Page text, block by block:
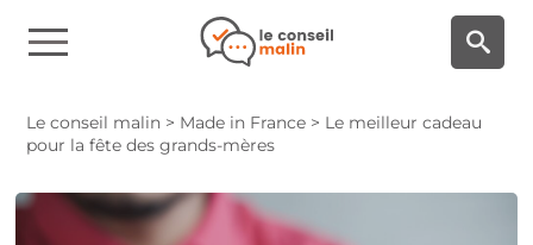
Le conseil malin > Made in France > Le meilleur cadeau
pour la fête des grands-mères